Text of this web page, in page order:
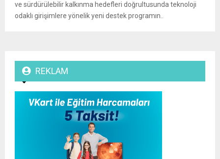
ve sürdürülebilir kalkınma hedefleri doğrultusunda teknoloji
odaklı girişimlere yönelik yeni destek programın..
REKLAM